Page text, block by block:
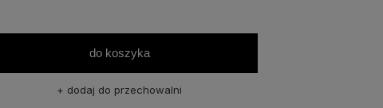
do koszyka
dodaj do przechowalni